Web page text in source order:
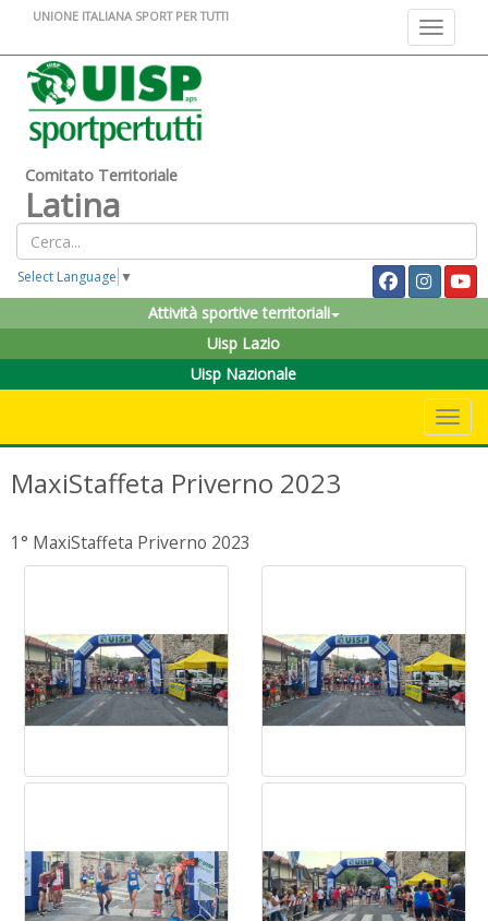
Toggle
UNIONE ITALIANA SPORT PER TUTTI
Comitato Territoriale
Latina
Select Language ▼
Attività sportive territoriali
Uisp Lazio
Uisp Nazionale
MaxiStaffeta Priverno 2023
1° MaxiStaffeta Priverno 2023